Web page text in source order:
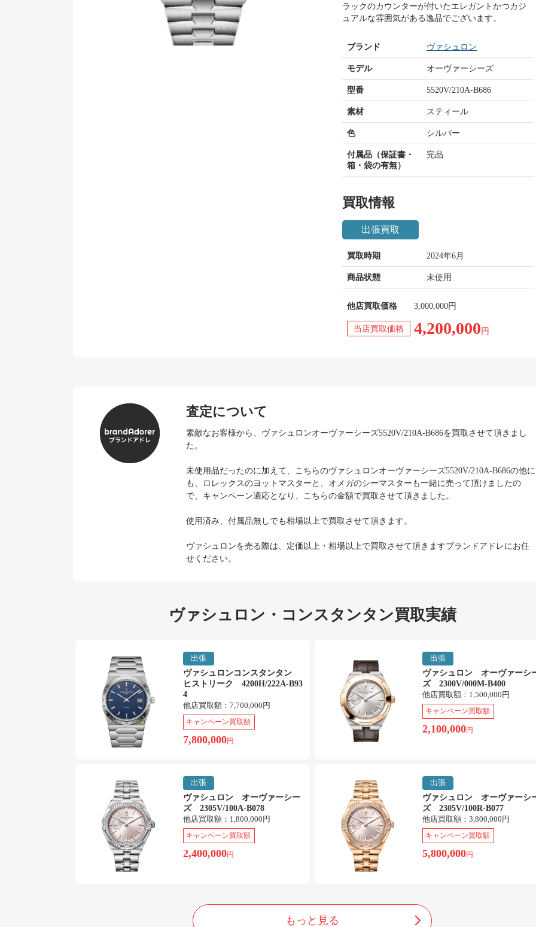
ラックのカウンターが付いたエレガントかつカジ
ュアルな雰囲気がある逸品でございます。
ブランド ヴァシュロン
モデル オーヴァーシーズ
型番 5520V/210A-B686
素材 スティール
色 シルバー
付属品（保証書・
箱・袋の有無）
完品
買取情報
出張買取
買取時期 2024年6月
商品状態 未使用
他店買取価格 3,000,000円
当店買取価格 4,200,000 円
査定について
素敵なお客様から、ヴァシュロンオーヴァーシーズ5520V/210A-B686を買取させて頂きまし
た。
未使用品だったのに加えて、こちらのヴァシュロンオーヴァーシーズ5520V/210A-B686の他に
も、ロレックスのヨットマスターと、オメガのシーマスターも一緒に売って頂けましたの
で、キャンペーン適応となり、こちらの金額で買取させて頂きました。
使用済み、付属品無しでも相場以上で買取させて頂きます。
ヴァシュロンを売る際は、定価以上・相場以上で買取させて頂きますブランドアドレにお任
せください。
ヴァシュロン・コンスタンタン買取実績
出張
ヴァシュロンコンスタンタン
ヒストリーク 4200H/222A-B93
4
他店買取額： 7,700,000円
キャンペーン買取額
7,800,000円
出張
ヴァシュロン オーヴァーシ
ズ 2300V/000M-B400
他店買取額： 1,500,000円
キャンペーン買取額
2,100,000円
出張
ヴァシュロン オーヴァーシー
ズ 2305V/100A-B078
他店買取額： 1,800,000円
キャンペーン買取額
2,400,000円
出張
ヴァシュロン オーヴァーシ
ズ 2305V/100R-B077
他店買取額： 3,800,000円
キャンペーン買取額
5,800,000円
もっと見る